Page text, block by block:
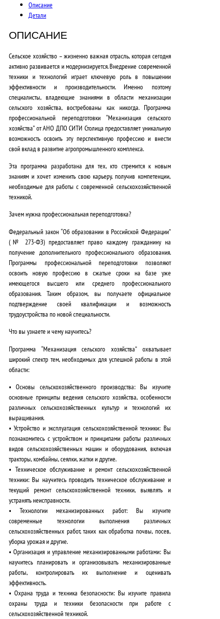
0
0
,
0
0
₽
.
Описание
Детали
ОПИСАНИЕ
Сельское хозяйство – жизненно важная отрасль, которая сегодня
активно развивается и модернизируется. Внедрение современной
техники и технологий играет ключевую роль в повышении
эффективности и производительности. Именно поэтому
специалисты, владеющие знаниями в области механизации
сельского хозяйства, востребованы как никогда. Программа
профессиональной переподготовки “Механизация сельского
хозяйства” от АНО ДПО СИТИ Столица предоставляет уникальную
возможность освоить эту перспективную профессию и внести
свой вклад в развитие агропромышленного комплекса.
Эта программа разработана для тех, кто стремится к новым
знаниям и хочет изменить свою карьеру, получив компетенции,
необходимые для работы с современной сельскохозяйственной
техникой.
Зачем нужна профессиональная переподготовка?
Федеральный закон “Об образовании в Российской Федерации”
(№ 273-ФЗ) предоставляет право каждому гражданину на
получение дополнительного профессионального образования.
Программы профессиональной переподготовки позволяют
освоить новую профессию в сжатые сроки на базе уже
имеющегося высшего или среднего профессионального
образования. Таким образом, вы получаете официальное
подтверждение своей квалификации и возможность
трудоустройства по новой специальности.
Что вы узнаете и чему научитесь?
Программа “Механизация сельского хозяйства” охватывает
широкий спектр тем, необходимых для успешной работы в этой
области:
•Основы сельскохозяйственного производства:Вы изучите
основные принципы ведения сельского хозяйства, особенности
различных сельскохозяйственных культур и технологий их
выращивания.
•Устройство и эксплуатация сельскохозяйственной техники: Вы
познакомитесь с устройством и принципами работы различных
видов сельскохозяйственных машин и оборудования, включая
тракторы, комбайны, сеялки, жатки и другие.
• Техническое обслуживание и ремонт сельскохозяйственной
техники: Вы научитесь проводить техническое обслуживание и
текущий ремонт сельскохозяйственной техники, выявлять и
устранять неисправности.
•Технологии механизированных работ: Вы изучите
современные технологии выполнения различных
сельскохозяйственных работ, таких как обработка почвы, посев,
уборка урожая и другие.
•Организация и управление механизированными работами: Вы
научитесь планировать и организовывать механизированные
работы, контролировать их выполнение и оценивать
эффективность.
•Охрана труда и техника безопасности: Вы изучите правила
охраны труда и техники безопасности при работе с
сельскохозяйственной техникой.